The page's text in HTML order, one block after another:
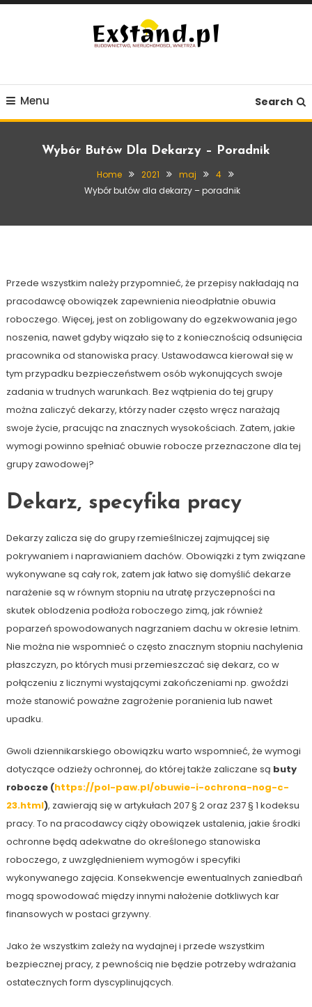
Skip
Menu Search
Wybór Butów Dla Dekarzy – Poradnik
Home 2021 maj
4
Wybór butów dla dekarzy – poradnik
Budownictwo
Przede wszystkim należy przypomnieć, że przepisy nakładają na
pracodawcę obowiązek zapewnienia nieodpłatnie obuwia
roboczego. Więcej, jest on zobligowany do egzekwowania jego
noszenia, nawet gdyby wiązało się to z koniecznością odsunięcia
pracownika od stanowiska pracy. Ustawodawca kierował się w
tym przypadku bezpieczeństwem osób wykonujących swoje
zadania w trudnych warunkach. Bez wątpienia do tej grupy
można zaliczyć dekarzy, którzy nader często wręcz narażają
swoje życie, pracując na znacznych wysokościach. Zatem, jakie
wymogi powinno spełniać obuwie robocze przeznaczone dla tej
grupy zawodowej?
Dekarz, specyfika pracy
Dekarzy zalicza się do grupy rzemieślniczej zajmującej się
pokrywaniem i naprawianiem dachów. Obowiązki z tym związane
wykonywane są cały rok, zatem jak łatwo się domyślić dekarze
narażenie są w równym stopniu na utratę przyczepności na
skutek oblodzenia podłoża roboczego zimą, jak również
poparzeń spowodowanych nagrzaniem dachu w okresie letnim.
Nie można nie wspomnieć o często znacznym stopniu nachylenia
płaszczyzn, po których musi przemieszczać się dekarz, co w
połączeniu z licznymi wystającymi zakończeniami np. gwoździ
może stanowić poważne zagrożenie poranienia lub nawet
upadku.
Gwoli dziennikarskiego obowiązku warto wspomnieć, że wymogi
dotyczące odzieży ochronnej, do której także zaliczane są buty
robocze (https://pol-paw.pl/obuwie-i-ochrona-nog-c-
23.html), zawierają się w artykułach 207 § 2 oraz 237 § 1 kodeksu
pracy. To na pracodawcy ciąży obowiązek ustalenia, jakie środki
ochronne będą adekwatne do określonego stanowiska
roboczego, z uwzględnieniem wymogów i specyfiki
wykonywanego zajęcia. Konsekwencje ewentualnych zaniedbań
mogą spowodować między innymi nałożenie dotkliwych kar
finansowych w postaci grzywny.
Jako że wszystkim zależy na wydajnej i przede wszystkim
bezpiecznej pracy, z pewnością nie będzie potrzeby wdrażania
ostatecznych form dyscyplinujących.